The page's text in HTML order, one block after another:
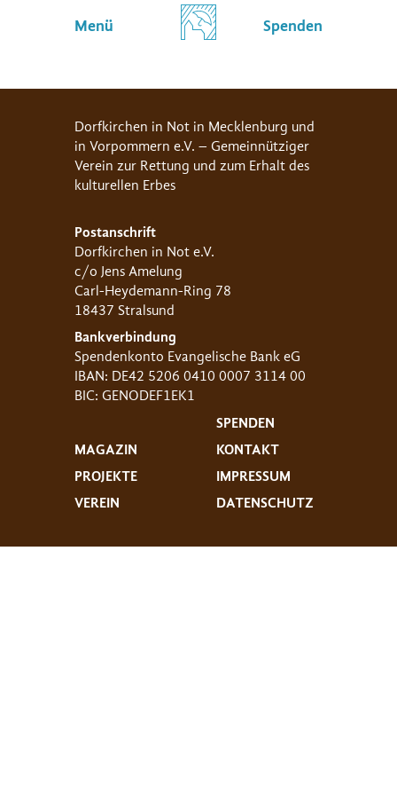
Menü Spenden
Dorfkirchen in Not in Mecklenburg und
in Vorpommern e.V. – Gemeinnütziger
Verein zur Rettung und zum Erhalt des
kulturellen Erbes
Postanschrift
Dorfkirchen in Not e.V.
c/o Jens Amelung
Carl-Heydemann-Ring 78
18437 Stralsund
Bankverbindung
Spendenkonto Evangelische Bank eG
IBAN: DE42 5206 0410 0007 3114 00
BIC: GENODEF1EK1
MAGAZIN
PROJEKTE
VEREIN
SPENDEN
KONTAKT
IMPRESSUM
DATENSCHUTZ